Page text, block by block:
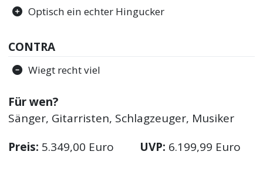
Optisch ein echter Hingucker
CONTRA
Wiegt recht viel
Für wen?
Sänger, Gitarristen, Schlagzeuger, Musiker
Preis: 5.349,00 Euro UVP: 6.199,99 Euro